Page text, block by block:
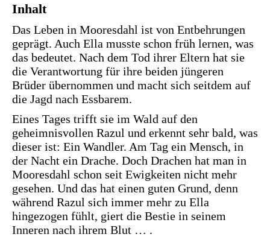
Inhalt
Das Leben in Mooresdahl ist von Entbehrungen
geprägt. Auch Ella musste schon früh lernen, was
das bedeutet. Nach dem Tod ihrer Eltern hat sie
die Verantwortung für ihre beiden jüngeren
Brüder übernommen und macht sich seitdem auf
die Jagd nach Essbarem.
Eines Tages trifft sie im Wald auf den
geheimnisvollen Razul und erkennt sehr bald, was
dieser ist: Ein Wandler. Am Tag ein Mensch, in
der Nacht ein Drache. Doch Drachen hat man in
Mooresdahl schon seit Ewigkeiten nicht mehr
gesehen. Und das hat einen guten Grund, denn
während Razul sich immer mehr zu Ella
hingezogen fühlt, giert die Bestie in seinem
Inneren nach ihrem Blut … .